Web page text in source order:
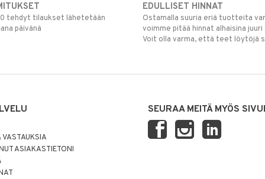
tehdyt tilaukset lähetetään
päivänä
EDULLISET HINNAT
Ostamalla suuria eriä tuotteita
voimme pitää hinnat alhaisina
Voit olla varma, että teet löytöjä
ASIAKASTIETONI
SEURAA MEITÄ MYÖS